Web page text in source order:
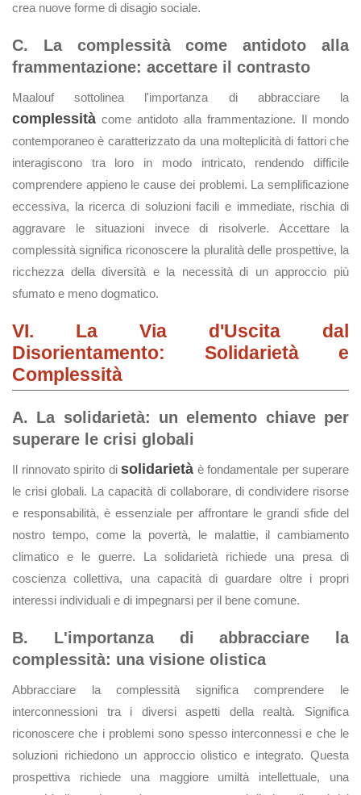
crea nuove forme di disagio sociale.
C. La complessità come antidoto alla
frammentazione: accettare il contrasto
Maalouf sottolinea l'importanza di abbracciare la
complessità come antidoto alla frammentazione. Il mondo
contemporaneo è caratterizzato da una molteplicità di fattori che
interagiscono tra loro in modo intricato, rendendo difficile
comprendere appieno le cause dei problemi. La semplificazione
eccessiva, la ricerca di soluzioni facili e immediate, rischia di
aggravare le situazioni invece di risolverle. Accettare la
complessità significa riconoscere la pluralità delle prospettive, la
ricchezza della diversità e la necessità di un approccio più
sfumato e meno dogmatico.
VI. La Via d'Uscita dal
Disorientamento: Solidarietà e
Complessità
A. La solidarietà: un elemento chiave per
superare le crisi globali
Il rinnovato spirito di solidarietà è fondamentale per superare
le crisi globali. La capacità di collaborare, di condividere risorse
e responsabilità, è essenziale per affrontare le grandi sfide del
nostro tempo, come la povertà, le malattie, il cambiamento
climatico e le guerre. La solidarietà richiede una presa di
coscienza collettiva, una capacità di guardare oltre i propri
interessi individuali e di impegnarsi per il bene comune.
B. L'importanza di abbracciare la
complessità: una visione olistica
Abbracciare la complessità significa comprendere le
interconnessioni tra i diversi aspetti della realtà. Significa
riconoscere che i problemi sono spesso interconnessi e che le
soluzioni richiedono un approccio olistico e integrato. Questa
prospettiva richiede una maggiore umiltà intellettuale, una